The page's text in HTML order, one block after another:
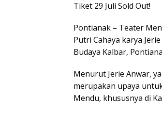
Tiket 29 Juli Sold Out!
Pontianak – Teater
Putri Cahaya karya
Budaya Kalbar,
Menurut Jerie Anwar,
merupakan upaya
Mendu, khususnya di